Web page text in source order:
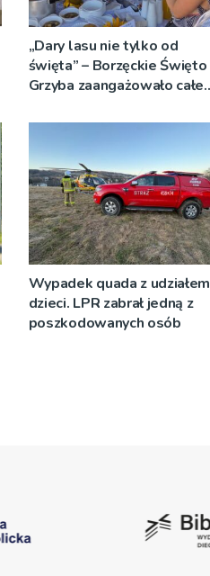
„Dary lasu nie tylko od
święta” – Borzęckie Święto
Grzyba zaangażowało całe
Wypadek quada z udziałem
dzieci. LPR zabrał jedną z
poszkodowanych osób